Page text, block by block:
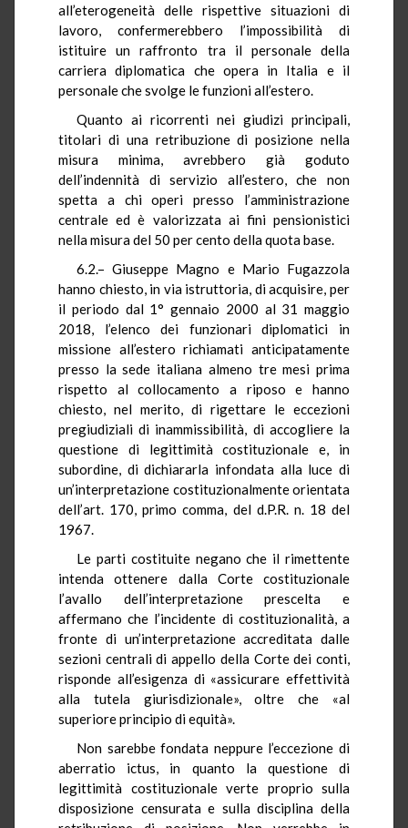
all’eterogeneità delle rispettive situazioni di
lavoro, confermerebbero l’impossibilità di
istituire un raffronto tra il personale della
carriera diplomatica che opera in Italia e il
personale che svolge le funzioni all’estero.
Quanto ai ricorrenti nei giudizi principali,
titolari di una retribuzione di posizione nella
misura minima, avrebbero già goduto
dell’indennità di servizio all’estero, che non
spetta a chi operi presso l’amministrazione
centrale ed è valorizzata ai fini pensionistici
nella misura del 50 per cento della quota base.
6.2.– Giuseppe Magno e Mario Fugazzola
hanno chiesto, in via istruttoria, di acquisire, per
il periodo dal 1° gennaio 2000 al 31 maggio
2018, l’elenco dei funzionari diplomatici in
missione all’estero richiamati anticipatamente
presso la sede italiana almeno tre mesi prima
rispetto al collocamento a riposo e hanno
chiesto, nel merito, di rigettare le eccezioni
pregiudiziali di inammissibilità, di accogliere la
questione di legittimità costituzionale e, in
subordine, di dichiararla infondata alla luce di
un’interpretazione costituzionalmente orientata
dell’art. 170, primo comma, del d.P.R. n. 18 del
1967.
Le parti costituite negano che il rimettente
intenda ottenere dalla Corte costituzionale
l’avallo dell’interpretazione prescelta e
affermano che l’incidente di costituzionalità, a
fronte di un’interpretazione accreditata dalle
sezioni centrali di appello della Corte dei conti,
risponde all’esigenza di «assicurare effettività
alla tutela giurisdizionale», oltre che «al
superiore principio di equità».
Non sarebbe fondata neppure l’eccezione di
aberratio ictus, in quanto la questione di
legittimità costituzionale verte proprio sulla
disposizione censurata e sulla disciplina della